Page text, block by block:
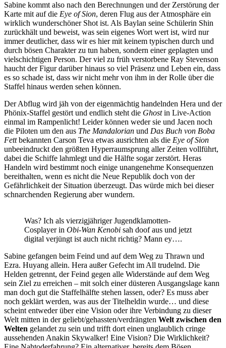
Sabine kommt also nach den Berechnungen und der Zerstörung der
Karte mit auf die Eye of Sion, deren Flug aus der Atmosphäre ein
wirklich wunderschöner Shot ist. Als Baylan seine Schülerin Shin
zurückhält und beweist, was sein eigenes Wort wert ist, wird nur
immer deutlicher, dass wir es hier mit keinem typischen durch und
durch bösen Charakter zu tun haben, sondern einer geplagten und
vielschichtigen Person. Der viel zu früh verstorbene Ray Stevenson
haucht der Figur darüber hinaus so viel Präsenz und Leben ein, dass
es so schade ist, dass wir nicht mehr von ihm in der Rolle über die
Staffel hinaus werden sehen können.
Der Abflug wird jäh von der eigenmächtig handelnden Hera und der
Phönix-Staffel gestört und endlich steht die Ghostin Live-Action
einmal im Rampenlicht! Leider können weder sie und Jacen noch
die Piloten um den aus The Mandalorian und Das Buch von Boba
Fettbekannten Carson Teva etwas ausrichten als die Eye of Sion
unbeeindruckt den größten Hyperraumsprung aller Zeiten vollführt,
dabei die Schiffe lahmlegt und die Hälfte sogar zerstört. Heras
Handeln wird bestimmt noch einige unangenehme Konsequenzen
bereithalten, wenn es nicht die Neue Republik doch von der
Gefährlichkeit der Situation überzeugt. Das würde mich bei dieser
schnarchenden Regierung aber wundern.
Was? Ich als vierzigjähriger Jugendklamotten-
Cosplayer in Obi-Wan Kenobi sah doof aus und jetzt
digital verjüngt ist auch nicht richtig? Mann ey….
Sabine gefangen beim Feind und auf dem Weg zu Thrawn und
Ezra. Huyang allein. Hera außer Gefecht im All trudelnd. Die
Helden getrennt, der Feind gegen alle Widerstände auf dem Weg
sein Ziel zu erreichen – mit solch einer düsteren Ausgangslage kann
man doch gut die Staffelhälfte stehen lassen, oder? Es muss aber
noch geklärt werden, was aus der Titelheldin wurde… und diese
scheint entweder über eine Vision oder ihre Verbindung zu dieser
Welt mitten in der geliebt/gehassten/verdrängten Welt zwischen den
Welten gelandet zu sein und trifft dort einen unglaublich cringe
aussehenden Anakin Skywalker! Eine Vision? Die Wirklichkeit?